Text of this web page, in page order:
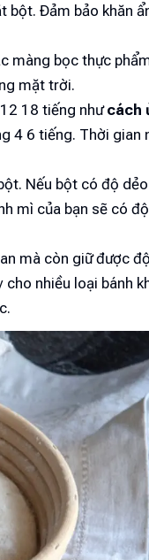
bột. Đảm bảo khăn
màng bọc thực
mặt trời.
18 tiếng nhưcách
4 6 tiếng. Thời gian
Nếu bột có độ
mì của bạn sẽ có
mà còn giữ được
cho nhiều loại bánh